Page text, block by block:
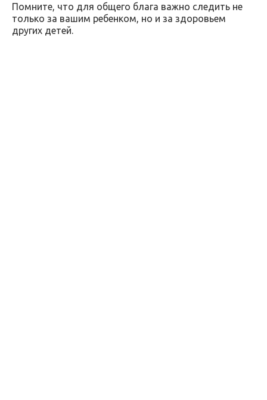
Помните, что для общего блага важно следить не
только за вашим ребенком, но и за здоровьем
других детей.